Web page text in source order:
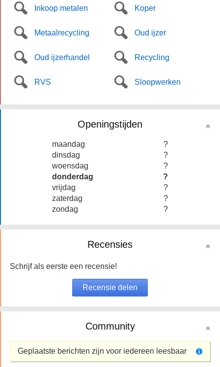
Inkoop metalen Koper
Metaalrecycling Oud ijzer
Oud ijzerhandel Recycling
RVS Sloopwerken
Openingstijden
maandag
?
dinsdag
?
woensdag
?
donderdag
?
vrijdag
?
zaterdag
?
zondag
?
Recensies
Schrijf als eerste een recensie!
Community
Geplaatste berichten zijn voor iedereen leesbaar